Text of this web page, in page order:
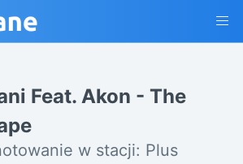
Feat. Akon - The
w stacji: Plus